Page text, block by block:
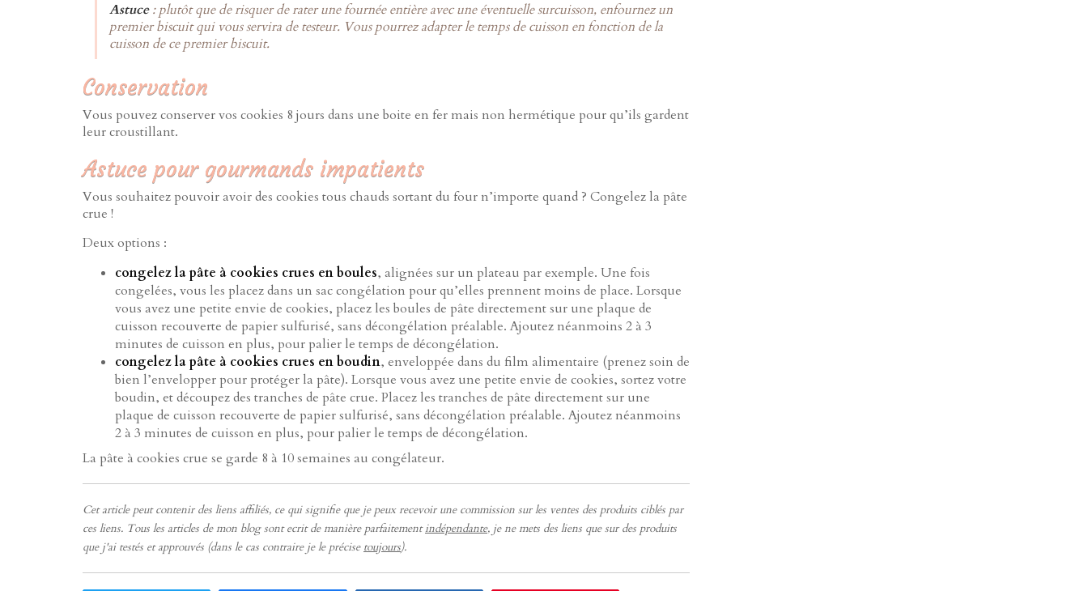
Astuce: plutôt que de risquer de rater une fournée entière avec une éventuelle surcuisson, enfournez un
premier biscuit qui vous servira de testeur. Vous pourrez adapter le temps de cuisson en fonction de la
cuisson de ce premier biscuit.
Conservation
Vous pouvez conserver vos cookies 8 jours dans une boite en fer mais non hermétique pour qu’ils gardent
leur croustillant.
Astuce pour gourmands impatients
Vous souhaitez pouvoir avoir des cookies tous chauds sortant du four n’importe quand ? Congelez la pâte
crue !
Deux options :
congelez la pâte à cookies crues en boules, alignées sur un plateau par exemple. Une fois
congelées, vous les placez dans un sac congélation pour qu’elles prennent moins de place. Lorsque
vous avez une petite envie de cookies, placez les boules de pâte directement sur une plaque de
cuisson recouverte de papier sulfurisé, sans décongélation préalable. Ajoutez néanmoins 2 à 3
minutes de cuisson en plus, pour palier le temps de décongélation.
congelez la pâte à cookies crues en boudin, enveloppée dans du film alimentaire (prenez soin de
bien l’envelopper pour protéger la pâte). Lorsque vous avez une petite envie de cookies, sortez votre
boudin, et découpez des tranches de pâte crue. Placez les tranches de pâte directement sur une
plaque de cuisson recouverte de papier sulfurisé, sans décongélation préalable. Ajoutez néanmoins
2 à 3 minutes de cuisson en plus, pour palier le temps de décongélation.
La pâte à cookies crue se garde 8 à 10 semaines au congélateur.
Cet article peut contenir des liens affiliés, ce qui signifie que je peux recevoir une commission sur les ventes des produits ciblés par
ces liens. Tous les articles de mon blog sont ecrit de manière parfaitementindépendante, je ne mets des liens que sur des produits
que j'ai testés et approuvés (dans le cas contraire je le précise toujours).